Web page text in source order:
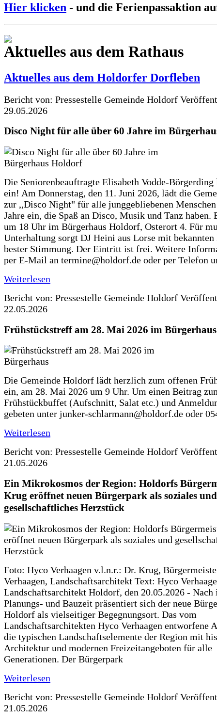
Hier klicken - und die Ferienpassaktion
Aktuelles aus dem Rathaus
Aktuelles aus dem Holdorfer Dorfleben
Bericht von: Pressestelle Gemeinde Holdorf
29.05.2026
Disco Night für alle über 60 Jahre im
Die Seniorenbeauftragte Elisabeth Vodde-
ein! Am Donnerstag, den 11. Juni 2026, lädt die
zur ,,Disco Night" für alle junggebliebenen
Jahre ein, die Spaß an Disco, Musik und Tanz haben.
um 18 Uhr im Bürgerhaus Holdorf, Osterort 4. Für
Unterhaltung sorgt DJ Heini aus Lorse mit
bester Stimmung. Der Eintritt ist frei. Weitere
per E-Mail an termine@holdorf.de oder per Telefon
Weiterlesen
Bericht von: Pressestelle Gemeinde Holdorf
22.05.2026
Frühstückstreff am 28. Mai 2026 im Bürgerhaus
Die Gemeinde Holdorf lädt herzlich zum offenen
ein, am 28. Mai 2026 um 9 Uhr. Um einen Beitrag
Frühstückbuffet (Aufschnitt, Salat etc.) und
gebeten unter junker-schlarmann@holdorf.de oder
Weiterlesen
Bericht von: Pressestelle Gemeinde Holdorf
21.05.2026
Ein Mikrokosmos der Region: Holdorfs
Krug eröffnet neuen Bürgerpark als soziales und
gesellschaftliches Herzstück
Foto: Hyco Verhaagen v.l.n.r.: Dr. Krug,
Verhaagen, Landschaftsarchitekt Text: Hyco
Landschaftsarchitekt Holdorf, den 20.05.2026 - Nach
Planungs- und Bauzeit präsentiert sich der neue
Holdorf als vielseitiger Begegnungsort. Das vom
Landschaftsarchitekten Hyco Verhaagen entworfene
die typischen Landschaftselemente der Region mit
Architektur und modernen Freizeitangeboten für alle
Generationen. Der Bürgerpark
Weiterlesen
Bericht von: Pressestelle Gemeinde Holdorf
21.05.2026